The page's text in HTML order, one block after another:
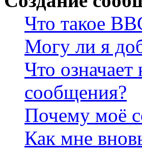
Что такое
Могу ли я
Что
сообщения?
Почему моё
Как мне